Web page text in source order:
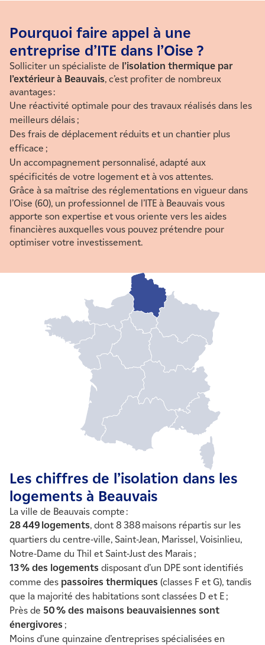
Pourquoi faire appel à une
entreprise d’ITE dans l’Oise ?
Solliciter un spécialiste de l’isolation thermique par
l’extérieur à Beauvais, c’est profiter de nombreux
avantages :
Une réactivité optimale pour des travaux réalisés dans les
meilleurs délais ;
Des frais de déplacement réduits et un chantier plus
efficace ;
Un accompagnement personnalisé, adapté aux
spécificités de votre logement et à vos attentes.
Grâce à sa maîtrise des réglementations en vigueur dans
l’Oise (60), un professionnel de l’ITE à Beauvais vous
apporte son expertise et vous oriente vers les aides
financières auxquelles vous pouvez prétendre pour
optimiser votre investissement.
Les chiffres de l’isolation dans les
logements à Beauvais
La ville de Beauvais compte :
28 449 logements, dont 8 388 maisons répartis sur les
quartiers du centre-ville, Saint-Jean, Marissel, Voisinlieu,
Notre-Dame du Thil et Saint-Just des Marais ;
13 % des logements disposant d’un DPE sont identifiés
comme des passoires thermiques (classes F et G), tandis
que la majorité des habitations sont classées D et E ;
Près de 50 % des maisons beauvaisiennes sont
énergivores ;
Moins d’une quinzaine d’entreprises spécialisées en